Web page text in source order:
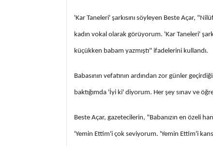
'Kar Taneleri' şarkısını söyleyen Beste Açar,
kadın vokal olarak görüyorum. 'Kar Taneleri'
küçükken babam yazmıştı" ifadelerini kullandı.
Babasının vefatının ardından zor günler
baktığımda 'İyi ki' diyorum. Her şey sınav ve
Beste Açar, gazetecilerin, "Babanızın en özeli
'Yemin Ettim'i çok seviyorum. 'Yemin Ettim'i